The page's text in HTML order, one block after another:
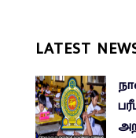
LATEST